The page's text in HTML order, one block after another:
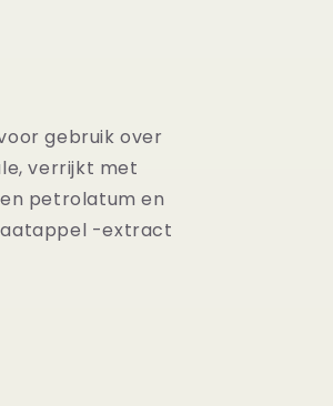
gebruik over
verrijkt met
petrolatum en
-extract